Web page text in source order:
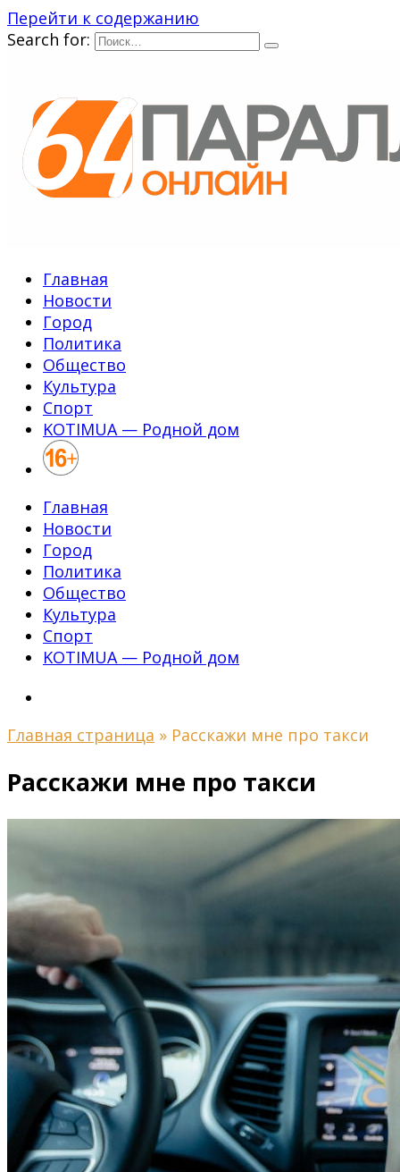
Перейти к содержанию
Search for:
Главная
Новости
Город
Политика
Общество
Культура
Спорт
KOTIMUA — Родной дом
Главная
Новости
Город
Политика
Общество
Культура
Спорт
KOTIMUA — Родной дом
Главная страница » Расскажи мне про такси
Расскажи мне про такси